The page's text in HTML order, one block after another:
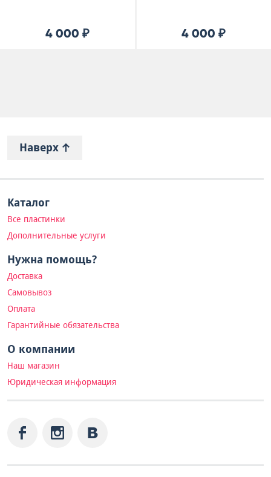
4 000 ₽ 4 000 ₽
Наверх
Каталог
Все пластинки
Дополнительные услуги
Нужна помощь?
Доставка
Самовывоз
Оплата
Гарантийные обязательства
О компании
Наш магазин
Юридическая информация